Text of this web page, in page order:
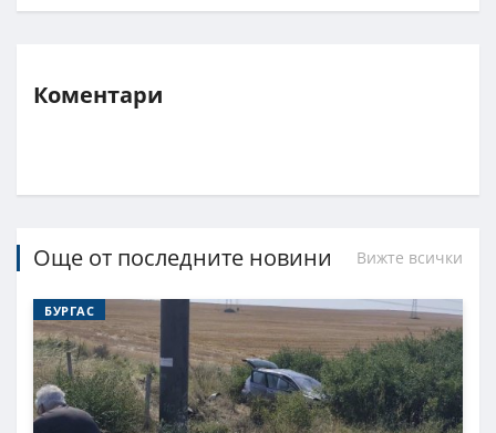
Коментари
Още от последните новини Вижте всички
БУРГАС